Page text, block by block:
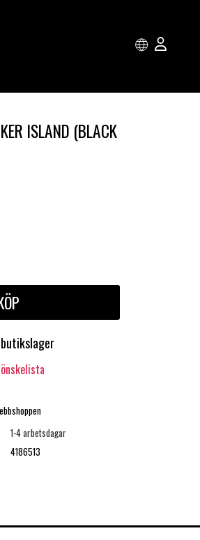
ISLAND (BLACK
1-4 arbetsdagar
4186513